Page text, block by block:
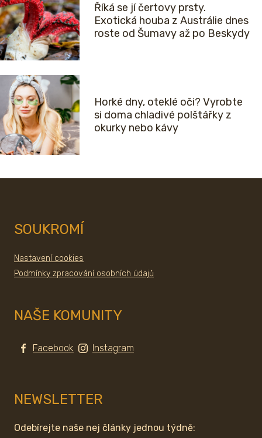
Říká se jí čertovy prsty.
Exotická houba z Austrálie dnes
roste od Šumavy až po Beskydy
Horké dny, oteklé oči? Vyrobte
si doma chladivé polštářky z
okurky nebo kávy
SOUKROMÍ
Nastavení cookies
Podmínky zpracování osobních údajů
NAŠE KOMUNITY
Facebook Instagram
NEWSLETTER
Odebírejte naše nej články jednou týdně: